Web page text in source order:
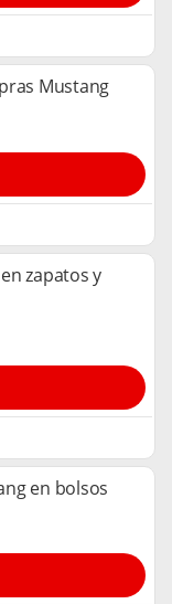
Mustang
zapatos y
en bolsos